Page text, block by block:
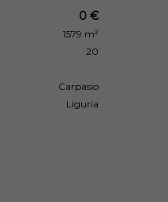
0 €
1579 m²
20
Carpasio
Liguria